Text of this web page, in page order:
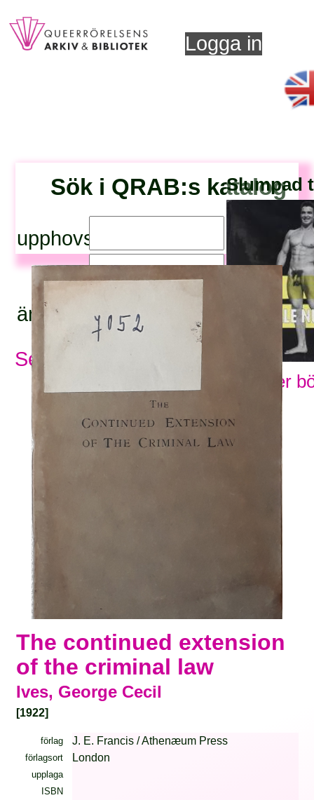
Logga in
Sök i QRAB:s katalog
upphovsperson:
titel:
ämnesord:
Se alla ämnesord
Slumpad
Visa fler
The continued extension
of the criminal law
Ives, George Cecil
[1922]
förlag J. E. Francis / Athenæum Press
förlagsort London
upplaga
ISBN